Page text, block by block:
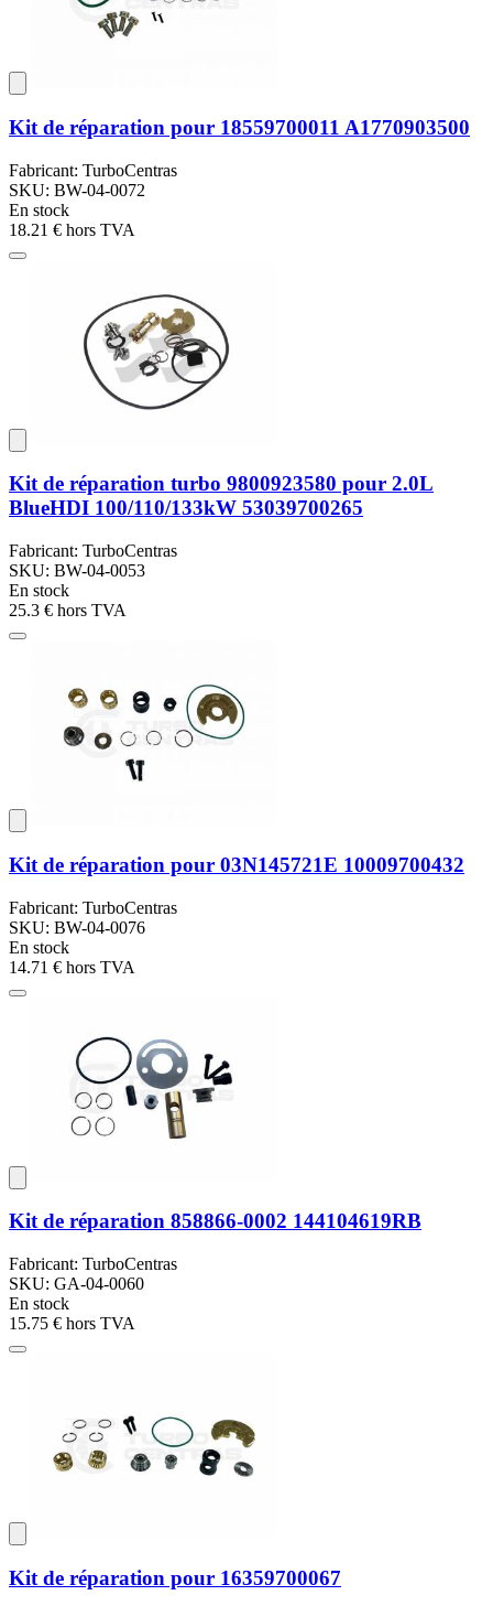
Kit de réparation pour 18559700011 A1770903500
Fabricant: TurboCentras
SKU: BW-04-0072
En stock
18.21 € hors TVA
Kit de réparation turbo 9800923580 pour 2.0L
BlueHDI 100/110/133kW 53039700265
Fabricant: TurboCentras
SKU: BW-04-0053
En stock
25.3 € hors TVA
Kit de réparation pour 03N145721E 10009700432
Fabricant: TurboCentras
SKU: BW-04-0076
En stock
14.71 € hors TVA
Kit de réparation 858866-0002 144104619RB
Fabricant: TurboCentras
SKU: GA-04-0060
En stock
15.75 € hors TVA
Kit de réparation pour 16359700067